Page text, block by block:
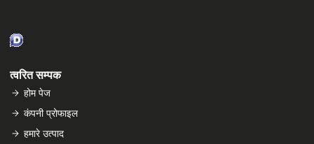
त्वरित सम्पक
होम पेज
कंपनी प्रोफाइल
हमारे उत्पाद